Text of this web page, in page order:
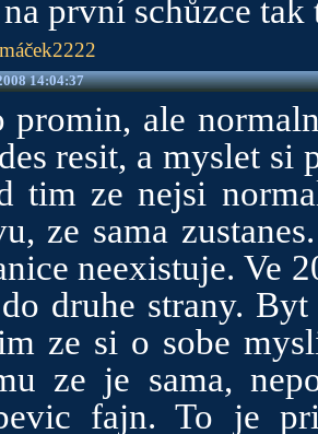
první schůzce
14:04:37
promin, ale
resit, a myslet si
tim ze nejsi
ze sama
neexistuje. Ve
druhe strany.
ze si o sobe
ze je sama,
fajn. To je